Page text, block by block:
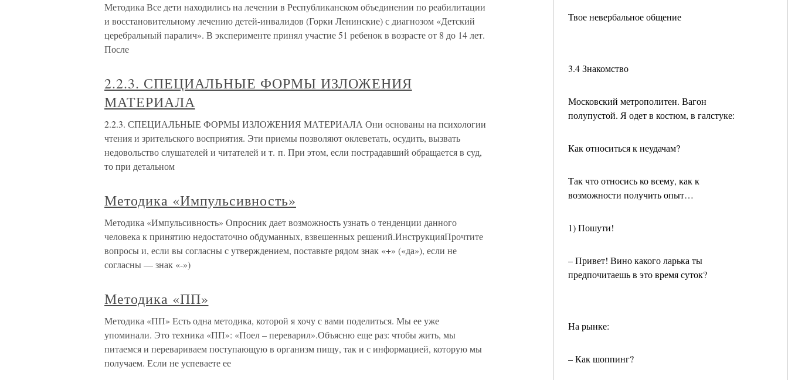
Твое невербальное общение
3.4 Знакомство
Московский метрополитен. Вагон
полупустой. Я одет в костюм, в галстуке:
Как относиться к неудачам?
Так что относись ко всему, как к
возможности получить опыт…
1) Пошути!
– Привет! Вино какого ларька ты
предпочитаешь в это время суток?
На рынке:
– Как шоппинг?
Методика Все дети находились на лечении в Республиканском объединении по реабилитации
и восстановительному лечению детей-инвалидов (Горки Ленинские) с диагнозом «Детский
церебральный паралич». В эксперименте принял участие 51 ребенок в возрасте от 8 до 14 лет.
После
2.2.3. СПЕЦИАЛЬНЫЕ ФОРМЫ ИЗЛОЖЕНИЯ
МАТЕРИАЛА
2.2.3. СПЕЦИАЛЬНЫЕ ФОРМЫ ИЗЛОЖЕНИЯ МАТЕРИАЛА Они основаны на психологии
чтения и зрительского восприятия. Эти приемы позволяют оклеветать, осудить, вызвать
недовольство слушателей и читателей и т. п. При этом, если пострадавший обращается в суд,
то при детальном
Методика «Импульсивность»
Методика «Импульсивность» Опросник дает возможность узнать о тенденции данного
человека к принятию недостаточно обдуманных, взвешенных решений.ИнструкцияПрочтите
вопросы и, если вы согласны с утверждением, поставьте рядом знак «+» («да»), если не
согласны — знак «-»)
Методика «ПП»
Методика «ПП» Есть одна методика, которой я хочу с вами поделиться. Мы ее уже
упоминали. Это техника «ПП»: «Поел – переварил».Объясню еще раз: чтобы жить, мы
питаемся и перевариваем поступающую в организм пищу, так и с информацией, которую мы
получаем. Если не успеваете ее